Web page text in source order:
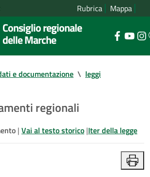
Rubrica Mappa
Consiglio regionale
delle Marche
e documentazione \ leggi
regionali
| Vai al testo storico |Iter della legge